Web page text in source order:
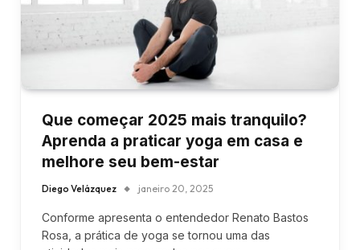
Que começar 2025 mais tranquilo?
Aprenda a praticar yoga em casa e
melhore seu bem-estar
Diego Velázquez janeiro 20, 2025
Conforme apresenta o entendedor Renato Bastos
Rosa, a prática de yoga se tornou uma das